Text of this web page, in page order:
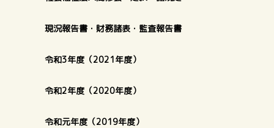
現況報告書・財務諸表・監査報告書
令和3年度（2021年度）
令和2年度（2020年度）
令和元年度（2019年度）